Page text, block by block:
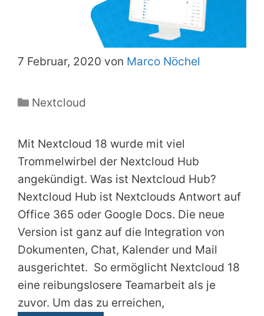
7 Februar, 2020 von Marco Nöchel
Kategorien
Nextcloud
Mit Nextcloud 18 wurde mit viel
Trommelwirbel der Nextcloud Hub
angekündigt. Was ist Nextcloud Hub?
Nextcloud Hub ist Nextclouds Antwort auf
Office 365 oder Google Docs. Die neue
Version ist ganz auf die Integration von
Dokumenten, Chat, Kalender und Mail
ausgerichtet. So ermöglicht Nextcloud 18
eine reibungslosere Teamarbeit als je
zuvor. Um das zu erreichen,